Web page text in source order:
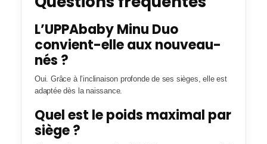
L’UPPAbaby Minu Duo
convient-elle aux nouveau-
nés ?
Oui. Grâce à l’inclinaison profonde de ses sièges, elle est
adaptée dès la naissance.
Quel est le poids maximal par
siège ?